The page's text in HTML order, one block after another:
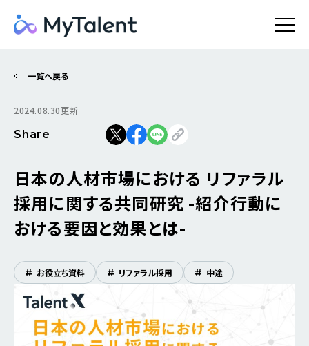
一覧へ戻る
2024.08.30更新
Share
日本の人材市場における リファラル
採用に関する共同研究 -紹介行動に
おける要因と効果とは-
# お役立ち資料 # リファラル採用 # 中途